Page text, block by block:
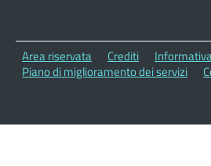
Area riservata Crediti
Piano di miglioramento dei servizi